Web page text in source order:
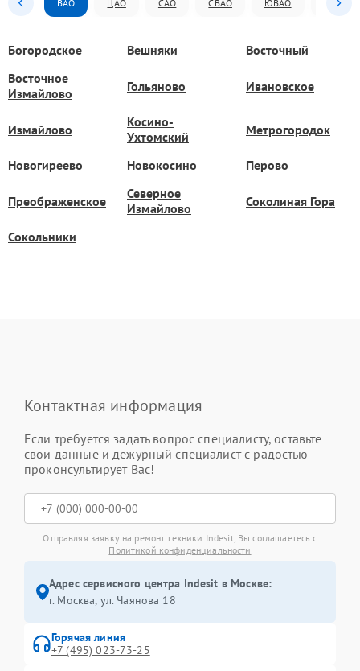
ВАО ЦАО САО СВАО ЮВАО ЮАО
Богородское Вешняки
Восточный
Восточное
Измайлово
Гольяново Ивановское
Измайлово
Косино-
Ухтомский
Метрогородок
Новогиреево Новокосино Перово
Преображенское
Северное
Измайлово
Соколиная Гора
Сокольники
Контактная информация
Если требуется задать вопрос специалисту, оставьте
свои данные и дежурный специалист с радостью
проконсультирует Вас!
Отправляя заявку на ремонт техники Indesit, Вы соглашаетесь с
Политикой конфиденциальности
Адрес сервисного центра Indesit в Москве:
г. Москва, ул. Чаянова 18
Горячая линия
+7 (495) 023-73-25